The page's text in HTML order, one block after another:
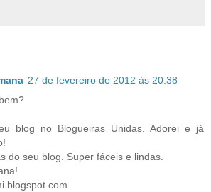
27 de fevereiro de 2012 às 20:38
blog no Blogueiras Unidas. Adorei e já
do seu blog. Super fáceis e lindas.